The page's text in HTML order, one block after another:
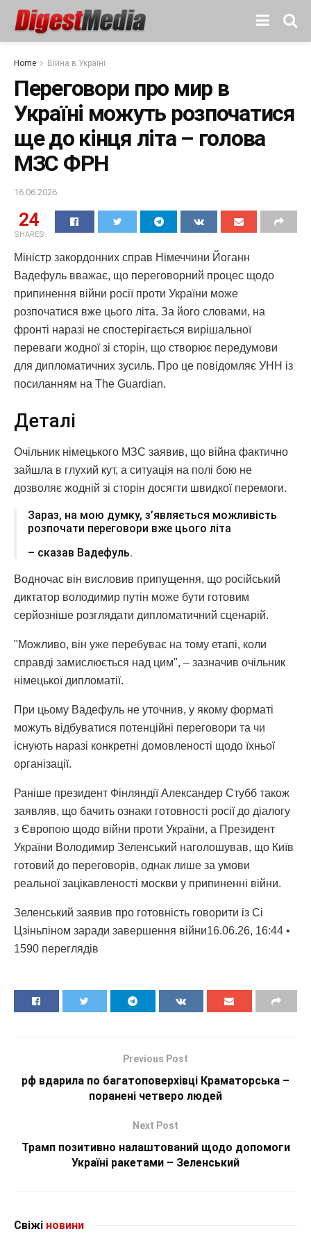
Home Війна в Україні
Переговори про мир в
Україні можуть розпочатися
ще до кінця літа – голова
МЗС ФРН
16.06.2026
24
SHARES
Міністр закордонних справ Німеччини Йоганн
Вадефуль вважає, що переговорний процес щодо
припинення війни росії проти України може
розпочатися вже цього літа. За його словами, на
фронті наразі не спостерігається вирішальної
переваги жодної зі сторін, що створює передумови
для дипломатичних зусиль. Про це повідомляє УНН із
посиланням на The Guardian.
Деталі
Очільник німецького МЗС заявив, що війна фактично
зайшла в глухий кут, а ситуація на полі бою не
дозволяє жодній зі сторін досягти швидкої перемоги.
Зараз, на мою думку, з’являється можливість
розпочати переговори вже цього літа
– сказав Вадефуль.
Водночас він висловив припущення, що російський
диктатор володимир путін може бути готовим
серйозніше розглядати дипломатичний сценарій.
"Можливо, він уже перебуває на тому етапі, коли
справді замислюється над цим", – зазначив очільник
німецької дипломатії.
При цьому Вадефуль не уточнив, у якому форматі
можуть відбуватися потенційні переговори та чи
існують наразі конкретні домовленості щодо їхньої
організації.
Раніше президент Фінляндії Александер Стубб також
заявляв, що бачить ознаки готовності росії до діалогу
з Європою щодо війни проти України, а Президент
України Володимир Зеленський наголошував, що Київ
готовий до переговорів, однак лише за умови
реальної зацікавленості москви у припиненні війни.
Зеленський заявив про готовність говорити із Сі
Цзіньпіном заради завершення війни16.06.26, 16:44 •
1590 переглядiв
Previous Post
рф вдарила по багатоповерхівці Краматорська –
поранені четверо людей
Next Post
Трамп позитивно налаштований щодо допомоги
Україні ракетами – Зеленський
Свіжі новини